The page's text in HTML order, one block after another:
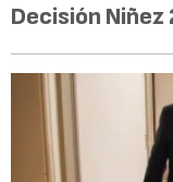
Decisión Niñez